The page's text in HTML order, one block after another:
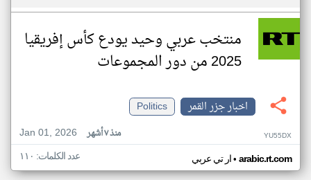
منتخب عربي وحيد يودع كأس إفريقيا
2025 من دور المجموعات
اخبار جزر القمر
Politics
Jan 01, 2026
منذ ٧ أشهر YU55DX
ار تي عربي• arabic.rt.com عدد الكلمات: ١١٠